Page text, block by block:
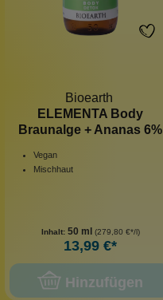
Bioearth
ELEMENTA Body
Braunalge + Ananas 6%
Vegan
Mischhaut
Inhalt: 50 ml (279,80 €*/l)
13,99 €*
Hinzufügen